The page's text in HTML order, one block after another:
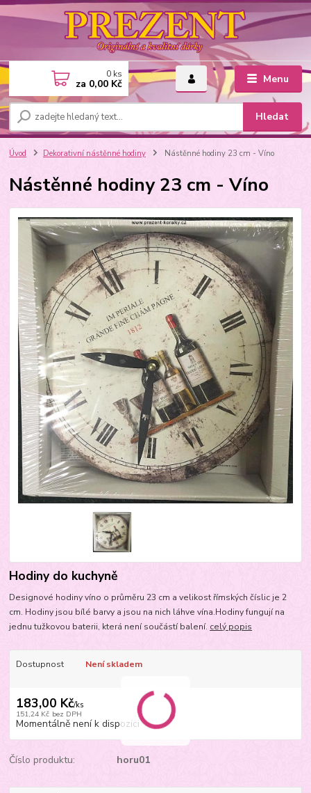
Menu
Hledat
0 ks
za 0,00 Kč
Úvod Dekorativní nástěnné hodiny Nástěnné hodiny 23 cm - Víno
Nástěnné hodiny 23 cm - Víno
Hodiny do kuchyně
Designové hodiny víno o průměru 23 cm a velikost římských číslic je 2
cm. Hodiny jsou bílé barvy a jsou na nich láhve vína.Hodiny fungují na
jednu tužkovou baterii, která není součástí balení. celý popis
Dostupnost Není skladem
183,00 Kč/ks
151,24 Kč bez DPH
Momentálně není k dispozici
Číslo produktu: horu01